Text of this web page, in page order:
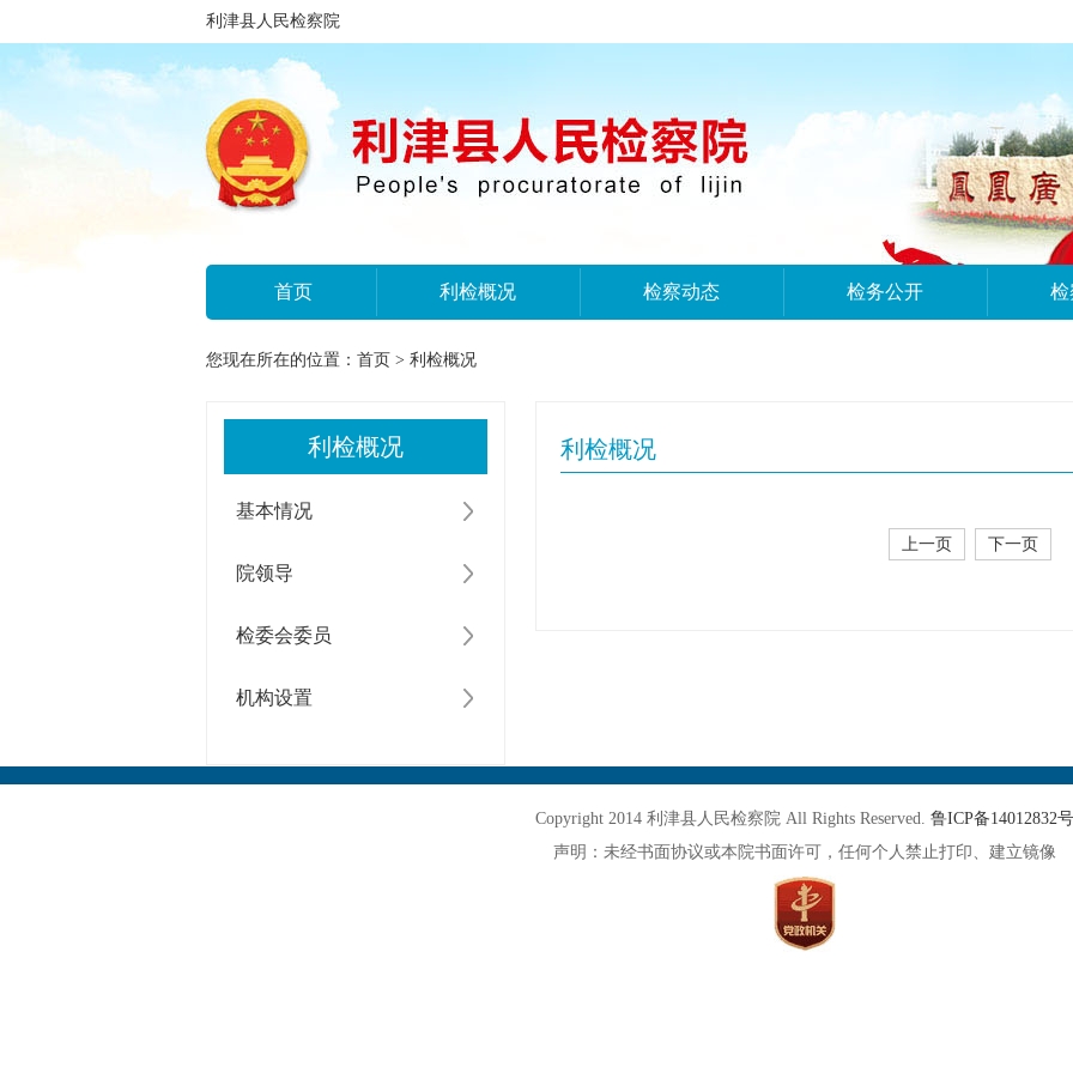
利津县人民检察院
首页 利检概况 检察动态 检务公开 检
您现在所在的位置： 首页 > 利检概况
利检概况
基本情况
院领导
检委会委员
机构设置
利检概况
上一页 下一页
Copyright 2014 利津县人民检察院 All Rights Reserved. 鲁ICP备14012832号
声明：未经书面协议或本院书面许可，任何个人禁止打印、建立镜像